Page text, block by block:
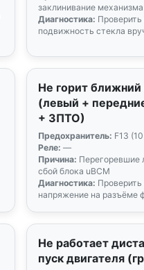
заклинивание
Диагностика:
подвижность стекла
Не горит ближний
(левый +
+ ЗПТО)
Предохранитель: F13
Реле: —
Причина:
сбой блока uBCM
Диагностика:
напряжение на разъёме
Не работает
пуск двигателя